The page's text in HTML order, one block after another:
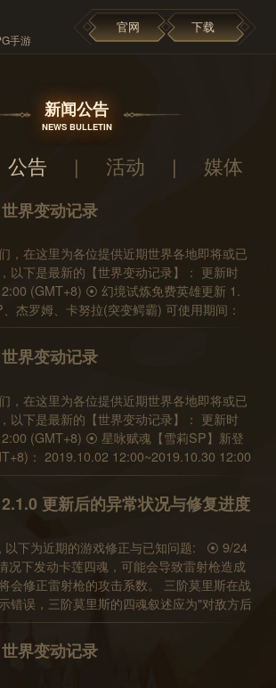
手游
官网 下载
新闻公告
NEWS BULLETIN
公告 | 活动 | 媒体
世界变动记录
，在这里为各位提供近期世界各地即将或已
以下是最新的【世界变动记录】： 更新时
(GMT+8) ⦿ 幻境试炼免费英雄更新 1.
杰罗姆、卡努拉(突变鳄霸) 可使用期间：
05:00 (GMT+8) 2. 免费角色：黯月SP、艾
娘) 可使用期间：10/14 05:00~10/21 05:00
更新时间： 12:00 (GMT+8)
世界变动记录
，在这里为各位提供近期世界各地即将或已
以下是最新的【世界变动记录】： 更新时
(GMT+8) ⦿ 星咏赋魂【雪莉SP】新登
： 2019.10.02 12:00~2019.10.30 12:00
、黯月SP】出现！ Pick Up活动进行中！
共鸣二阶及共鸣一阶的获得机率提升！ ※ 进
外获得1个起源魂石 ⦿ 主线故事更新！ 主线故
区》开放！ 开放时间(GMT+8)：2019.10.02
盒上架 活动时间：2019/10/02
商品价格 30元 内含时光书签*5，库伦
活动时间内可购买7次 国庆特别礼包上架，
限时任务将于每周末登场！ 活动时间
到每周一5:00 10/04 05:00 开始，每周末
，各周目标都不相同，完成任务可获得【收
【收藏家的拼图】可至神秘市集换取多种头像
2.1.0 更新后的异常状况与修复进度
以下为近期的游戏修正与已知问题: ⦿ 9/24
下发动卡莲四魂，可能会导致雷射枪造成
会修正雷射枪的攻击系数。 三阶莫里斯在战
错误，三阶莫里斯的四魂叙述应为"对敌方后
定角色的五颗魂芯" 琉SP 在超载状态时，施
少1层超载为异常状况 猫眼技能书在战斗内
，猫眼技能书的被动叙述应为"我方回合开始
象,并赋予易伤1/2/3层。"，猫眼技能书的被
世界变动记录